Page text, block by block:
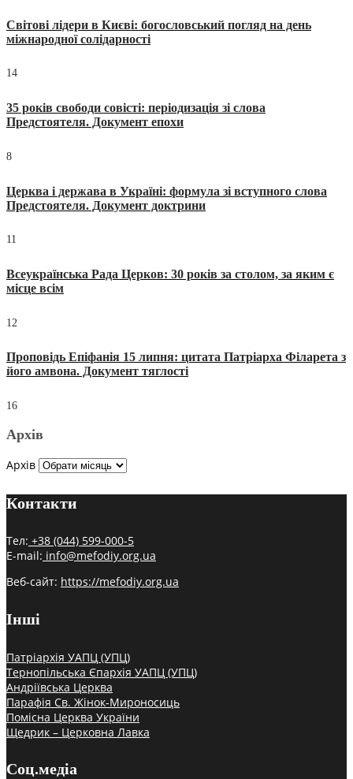
Світові лідери в Києві: богословський погляд на день
міжнародної солідарності
14
35 років свободи совісті: періодизація зі слова
Предстоятеля. Документ епохи
8
Церква і держава в Україні: формула зі вступного слова
Предстоятеля. Документ доктрини
11
Всеукраїнська Рада Церков: 30 років за столом, за яким є
місце всім
12
Проповідь Епіфанія 15 липня: цитата Патріарха Філарета з
його амвона. Документ тяглості
16
Архів
Архів
Контакти
Тел: +38 (044) 599-000-5
E-mail: info@mefodiy.org.ua
Веб-сайт: https://mefodiy.org.ua
Інші
Патріархія УАПЦ (УПЦ)
Тернопільська Єпархія УАПЦ (УПЦ)
Андріївська Церква
Парафія Св. Жінок-Мироносиць
Помісна Церква України
Щедрик – Церковна Лавка
Соц.медіа